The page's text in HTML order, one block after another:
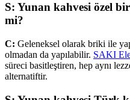
S: Yunan kahvesi özel
mi?
C: Geleneksel olarak briki ile
olmadan da yapılabilir. SAKI
süreci basitleştiren, hep aynı
alternatiftir.